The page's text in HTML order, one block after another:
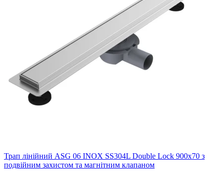
Трап лінійний ASG 06 INOX SS304L Double Lock 900х70 з
подвійним захистом та магнітним клапаном